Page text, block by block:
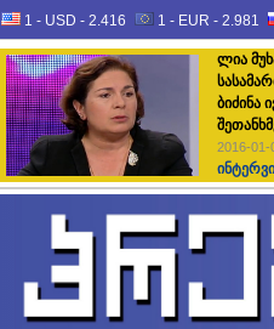
1 - USD - 2.416 1 - EUR - 2.981
ლია
ბიძინა
2016-01-